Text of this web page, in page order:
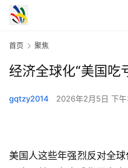
首页 聚焦
经济全球化“美国吃
gqtzy2014 2026年2月5日 下午
美国人这些年强烈反对全球